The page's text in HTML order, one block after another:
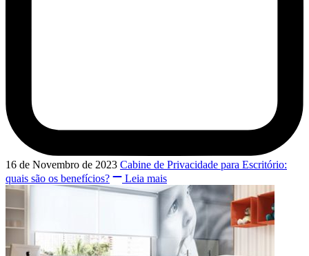
16 de Novembro de 2023 Cabine de Privacidade para Escritório:
quais são os benefícios?
Leia mais